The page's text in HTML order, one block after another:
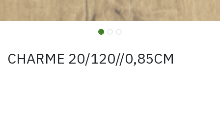
CHARME 20/120//0,85CM